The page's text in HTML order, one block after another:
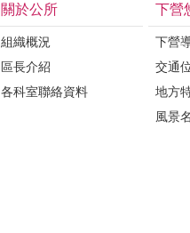
關於公所
組織概況
區長介紹
各科室聯絡資料
下營
下營
交通
地方
風景